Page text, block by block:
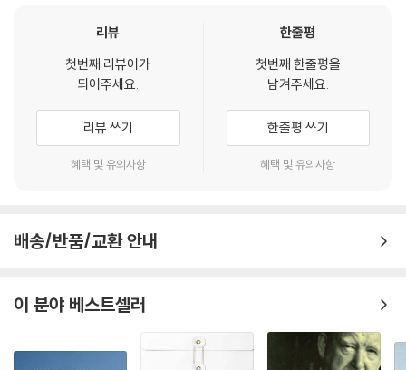
40(40:1-17) 506
주님의 뜻 행하기를 즐거워합니다
41(41:1-13) 521
가난한 자를 보살피는 자에게
리뷰
첫번째 리뷰어가
되어주세요.
리뷰 쓰기
혜택 및 유의사항
한줄평
첫번째 한줄평을
남겨주세요.
한줄평 쓰기
혜택 및 유의사항
배송/반품/교환 안내
이 분야 베스트셀러